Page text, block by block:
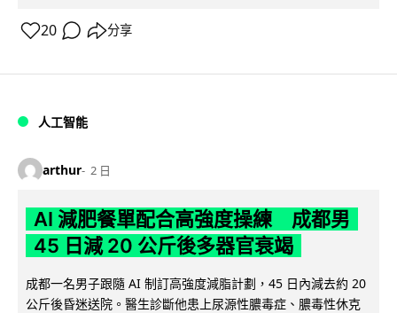
20 分享
人工智能
arthur 2 日
AI 減肥餐單配合高強度操練 成都男
45 日減 20 公斤後多器官衰竭
成都一名男子跟隨 AI 制訂高強度減脂計劃，45 日內減去約 20
公斤後昏迷送院。醫生診斷他患上尿源性膿毒症、膿毒性休克